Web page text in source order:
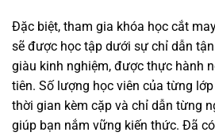
Đặc biệt, tham gia khóa học cắt
sẽ được học tập dưới sự chỉ dẫn
giàu kinh nghiệm, được thực hành
tiên. Số lượng học viên của từng
thời gian kèm cặp và chỉ dẫn từng
giúp bạn nắm vững kiến thức. Đã